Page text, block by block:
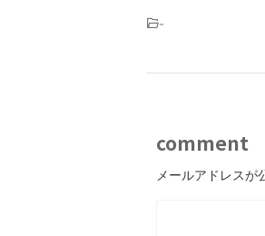
-
comment
メールアドレスが